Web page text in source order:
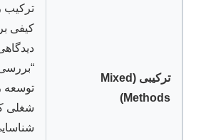
ترکیبی (Mixed
Methods)
کیفی
“بررسی
توسعه
شغلی